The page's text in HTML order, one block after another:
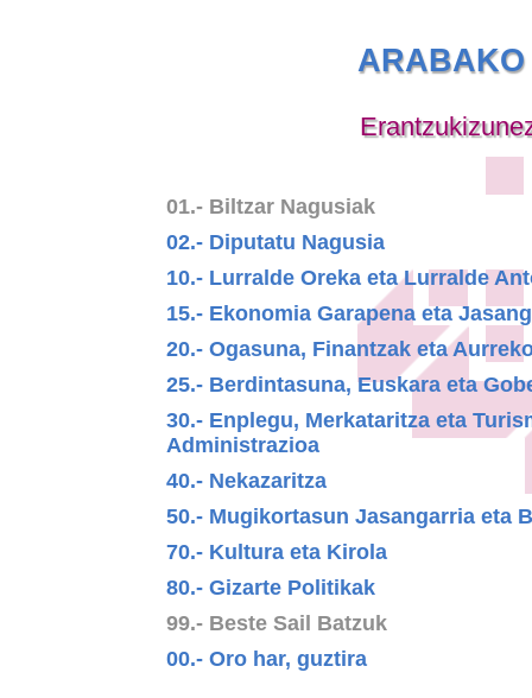
01.- Biltzar Nagusiak
02.- Diputatu Nagusia
10.- Lurralde Oreka eta Lurralde
15.- Ekonomia Garapena eta
20.- Ogasuna, Finantzak eta
25.- Berdintasuna, Euskara eta
30.- Enplegu, Merkataritza eta
Administrazioa
40.- Nekazaritza
50.- Mugikortasun Jasangarria eta
70.- Kultura eta Kirola
80.- Gizarte Politikak
99.- Beste Sail Batzuk
00.- Oro har, guztira